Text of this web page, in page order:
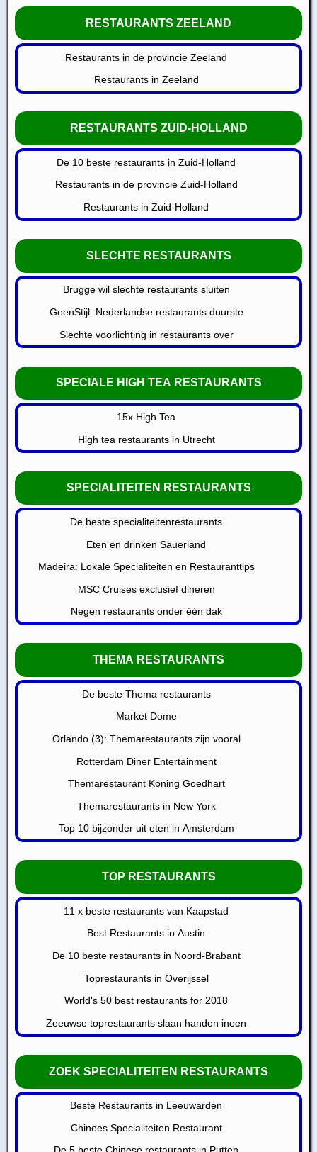
RESTAURANTS ZEELAND
Restaurants in de provincie Zeeland
Restaurants in Zeeland
RESTAURANTS ZUID-HOLLAND
De 10 beste restaurants in Zuid-Holland
Restaurants in de provincie Zuid-Holland
Restaurants in Zuid-Holland
SLECHTE RESTAURANTS
Brugge wil slechte restaurants sluiten
GeenStijl: Nederlandse restaurants duurste
Slechte voorlichting in restaurants over
SPECIALE HIGH TEA RESTAURANTS
15x High Tea
High tea restaurants in Utrecht
SPECIALITEITEN RESTAURANTS
De beste specialiteitenrestaurants
Eten en drinken Sauerland
Madeira: Lokale Specialiteiten en Restauranttips
MSC Cruises exclusief dineren
Negen restaurants onder één dak
THEMA RESTAURANTS
De beste Thema restaurants
Market Dome
Orlando (3): Themarestaurants zijn vooral
Rotterdam Diner Entertainment
Themarestaurant Koning Goedhart
Themarestaurants in New York
Top 10 bijzonder uit eten in Amsterdam
TOP RESTAURANTS
11 x beste restaurants van Kaapstad
Best Restaurants in Austin
De 10 beste restaurants in Noord-Brabant
Toprestaurants in Overijssel
World's 50 best restaurants for 2018
Zeeuwse toprestaurants slaan handen ineen
ZOEK SPECIALITEITEN RESTAURANTS
Beste Restaurants in Leeuwarden
Chinees Specialiteiten Restaurant